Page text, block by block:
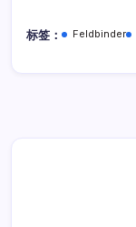
标签： Feldbinder